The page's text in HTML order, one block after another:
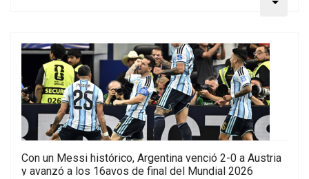
Con un Messi histórico, Argentina venció 2-0 a Austria
y avanzó a los 16avos de final del Mundial 2026